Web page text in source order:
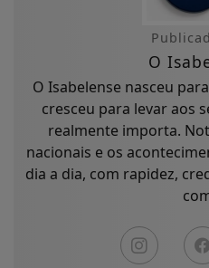
O
O Isabelense nasceu
cresceu para levar aos
realmente importa.
nacionais e os
dia a dia, com rapidez,